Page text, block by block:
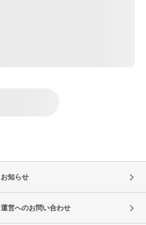
お知らせ
運営へのお問い合わせ